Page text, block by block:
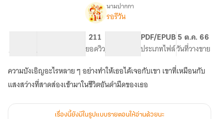
เรื่อง
นามปากกา
รอรีวัน
จำนวนคำ จำนวนหน้า (A5)
211
ยอดวิวระดับเนื้อหา
PDF/EPUB
ประเภทไฟล์
5 ต.ค. 66
วันที่วางขาย
ความบังเอิญอะไรหลาย ๆ อย่างทำให้เธอได้เจอกับเขา เขาที่เหมือนกับ
แสงสว่างที่สาดส่องเข้ามาในชีวิตอันดำมืดของเธอ
เรื่องนี้ยังมีในรูปแบบรายตอนให้อ่านด้วยนะ